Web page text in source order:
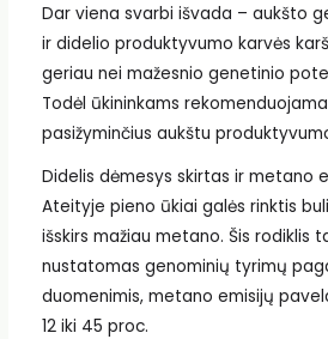
Dar viena svarbi išvada – aukšto
ir didelio produktyvumo karvės
geriau nei mažesnio genetinio
Todėl ūkininkams
pasižyminčius aukštu
Didelis dėmesys skirtas ir metano
Ateityje pieno ūkiai galės rinktis
išskirs mažiau metano. Šis rodiklis
nustatomas genominių tyrimų
duomenimis, metano emisijų
12 iki 45 proc.